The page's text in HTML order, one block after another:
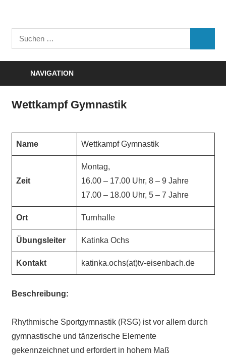
Turnverein
"Frisch
Suchen
nach:
NAVIGATION
Wettkampf Gymnastik
Name Wettkampf Gymnastik
Zeit
Montag,
16.00 – 17.00 Uhr, 8 – 9 Jahre
17.00 – 18.00 Uhr, 5 – 7 Jahre
Ort Turnhalle
Übungsleiter Katinka Ochs
Kontakt katinka.ochs(at)tv-eisenbach.de
Beschreibung:
Rhythmische Sportgymnastik (RSG) ist vor allem durch
gymnastische und tänzerische Elemente
gekennzeichnet und erfordert in hohem Maß